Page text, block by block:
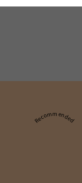
Recommended